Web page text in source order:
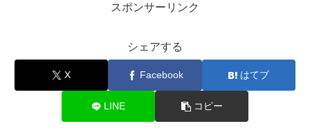
スポンサーリンク
シェアする
X Facebook はてブ
LINE コピー